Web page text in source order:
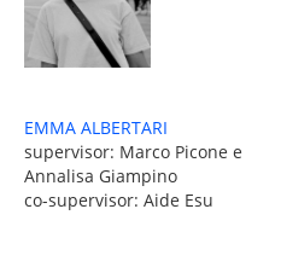
EMMA ALBERTARI
supervisor: Marco Picone e
Annalisa Giampino
co-supervisor: Aide Esu